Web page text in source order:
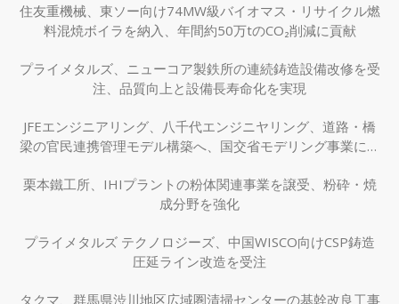
住友重機械、東ソー向け74MW級バイオマス・リサイクル燃
料混焼ボイラを納入、年間約50万tのCO₂削減に貢献
プライメタルズ、ニューコア製鉄所の連続鋳造設備改修を受
注、品質向上と設備長寿命化を実現
JFEエンジニアリング、八千代エンジニヤリング、道路・橋
梁の官民連携管理モデル構築へ、国交省モデリング事業に採
栗本鐵工所、IHIプラントの粉体関連事業を譲受、粉砕・焼
成分野を強化
プライメタルズ テクノロジーズ、中国WISCO向けCSP鋳造
圧延ライン改造を受注
タクマ、群馬県渋川地区広域圏清掃センターの基幹改良工事